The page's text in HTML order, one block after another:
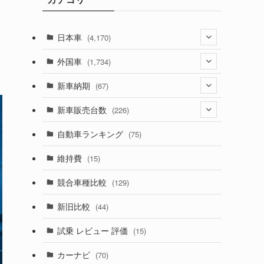
日本車 (4,170)
(1,320)
(329)
(525)
(356)
(328)
(194)
(230)
(253)
外国車 (1,734)
(188)
(242)
(85)
(84)
(14)
(222)
新車納期 (67)
(28)
(8)
(3)
(3)
(5)
新車販売台数 (226)
(21)
(5)
(7)
自動車ランキング (75)
維持費 (15)
競合車種比較 (129)
新旧比較 (44)
試乗 レビュー 評価 (15)
カーナビ (70)